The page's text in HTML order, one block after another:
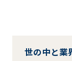
世の中と業